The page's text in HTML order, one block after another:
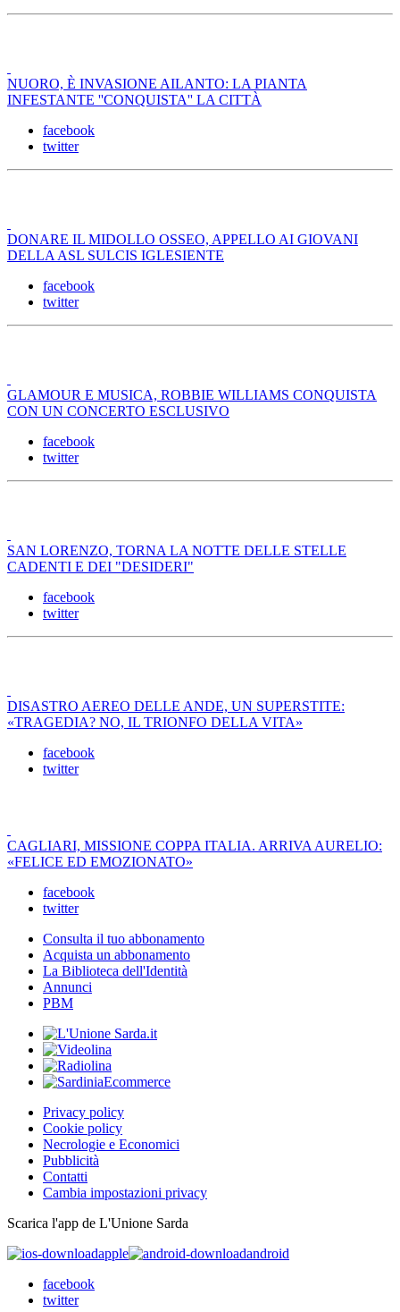
NUORO, È INVASIONE AILANTO: LA PIANTA
INFESTANTE ''CONQUISTA'' LA CITTÀ
facebook
twitter
DONARE IL MIDOLLO OSSEO, APPELLO AI GIOVANI
DELLA ASL SULCIS IGLESIENTE
facebook
twitter
GLAMOUR E MUSICA, ROBBIE WILLIAMS CONQUISTA
CON UN CONCERTO ESCLUSIVO
facebook
twitter
SAN LORENZO, TORNA LA NOTTE DELLE STELLE
CADENTI E DEI "DESIDERI"
facebook
twitter
DISASTRO AEREO DELLE ANDE, UN SUPERSTITE:
«TRAGEDIA? NO, IL TRIONFO DELLA VITA»
facebook
twitter
CAGLIARI, MISSIONE COPPA ITALIA. ARRIVA AURELIO:
«FELICE ED EMOZIONATO»
facebook
twitter
Consulta il tuo abbonamento
Acquista un abbonamento
La Biblioteca dell'Identità
Annunci
PBM
Privacy policy
Cookie policy
Necrologie e Economici
Pubblicità
Contatti
Cambia impostazioni privacy
Scarica l'app de L'Unione Sarda
apple
android
facebook
twitter